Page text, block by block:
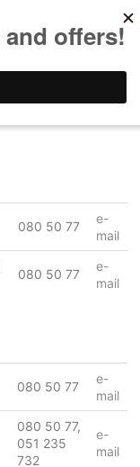
080 50 77
e-
mail
080 50 77
e-
mail
080 50 77
e-
mail
080 50 77,
051 235
732
e-
mail